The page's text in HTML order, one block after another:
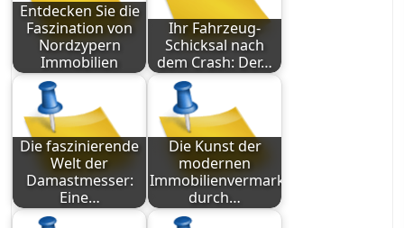
Entdecken Sie die
Faszination von
Nordzypern
Immobilien
Ihr Fahrzeug-
Schicksal nach
dem Crash: Der…
Die faszinierende
Welt der
Damastmesser:
Eine…
Die Kunst der
modernen
Immobilienvermarktung
durch…